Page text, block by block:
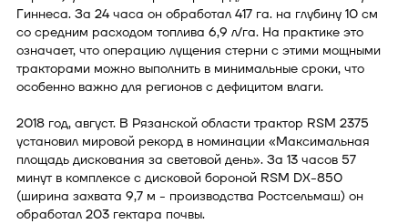
Гиннеса. За 24 часа он обработал 417 га. на глубину 10 см
со средним расходом топлива 6,9 л/га. На практике это
означает, что операцию лущения стерни с этими мощными
тракторами можно выполнить в минимальные сроки, что
особенно важно для регионов с дефицитом влаги.
2018 год, август. В Рязанской области трактор RSM 2375
установил мировой рекорд в номинации «Максимальная
площадь дискования за световой день». За 13 часов 57
минут в комплексе с дисковой бороной RSM DX-850
(ширина захвата 9,7 м - производства Ростсельмаш) он
обработал 203 гектара почвы.